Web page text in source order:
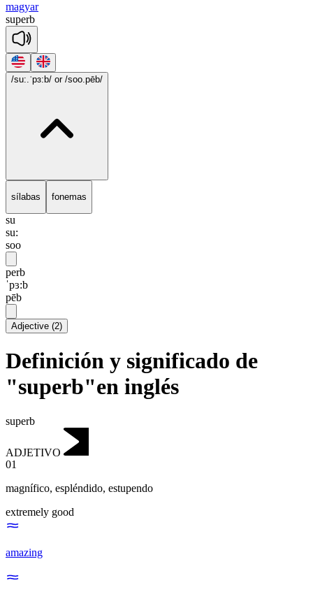
magyar
superb
/su:.ˈpɜ:b/ or /soo.pēb/
sílabas fonemas
su
su:
soo
perb
ˈpɜ:b
pēb
Adjective (2)
Definición y significado de
"superb"en inglés
superb
ADJETIVO
01
magnífico, espléndido, estupendo
extremely good
amazing